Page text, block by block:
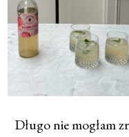
Długo nie mogłam